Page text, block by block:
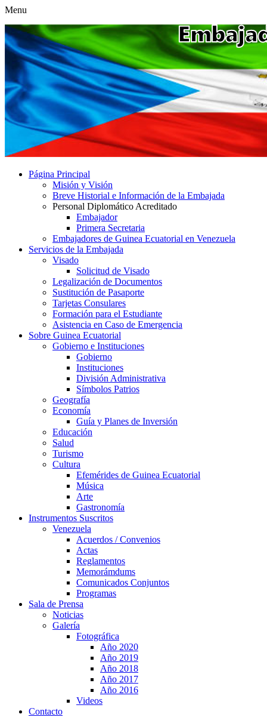
Menu
Página Principal
Misión y Visión
Breve Historial e Información de la Embajada
Personal Diplomático Acreditado
Embajador
Primera Secretaria
Embajadores de Guinea Ecuatorial en Venezuela
Servicios de la Embajada
Visado
Solicitud de Visado
Legalización de Documentos
Sustitución de Pasaporte
Tarjetas Consulares
Formación para el Estudiante
Asistencia en Caso de Emergencia
Sobre Guinea Ecuatorial
Gobierno e Instituciones
Gobierno
Instituciones
División Administrativa
Símbolos Patrios
Geografía
Economía
Guía y Planes de Inversión
Educación
Salud
Turismo
Cultura
Efemérides de Guinea Ecuatorial
Música
Arte
Gastronomía
Instrumentos Suscritos
Venezuela
Acuerdos / Convenios
Actas
Reglamentos
Memorámdums
Comunicados Conjuntos
Programas
Sala de Prensa
Noticias
Galería
Fotográfica
Año 2020
Año 2019
Año 2018
Año 2017
Año 2016
Videos
Contacto